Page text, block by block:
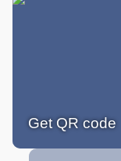
Get QR code